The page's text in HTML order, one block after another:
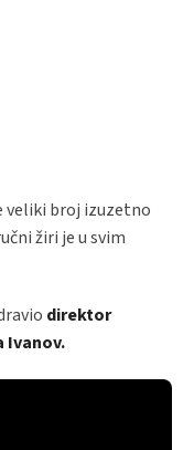
veliki broj izuzetno
žiri je u svim
direktor
Ivanov.